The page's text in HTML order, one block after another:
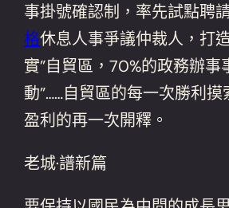
事掛號確認制，率先試點聘
格休息人事爭議仲裁人，打
實”自貿區，70%的政務辦事
動”……自貿區的每一次勝利
盈利的再一次開釋。
老城·譜新篇